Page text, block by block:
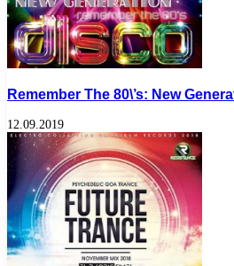
Remember The 80\’s: New
12.09.2019